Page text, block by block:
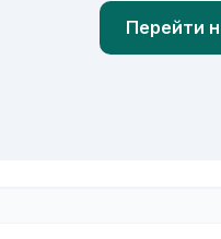
Перейти